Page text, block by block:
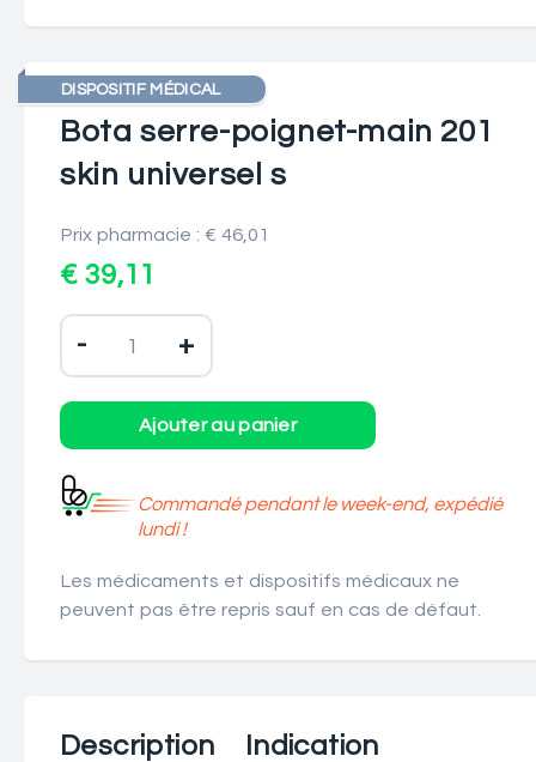
DISPOSITIF MÉDICAL
Bota serre-poignet-main 201
skin universel s
Prix pharmacie : € 46,01
€ 39,11
- +
Commandé pendant le week-end, expédié
lundi !
Les médicaments et dispositifs médicaux ne
peuvent pas être repris sauf en cas de défaut.
Description
Indication